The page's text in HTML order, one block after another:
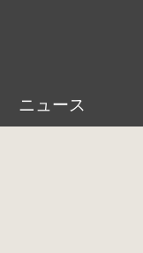
ニュース